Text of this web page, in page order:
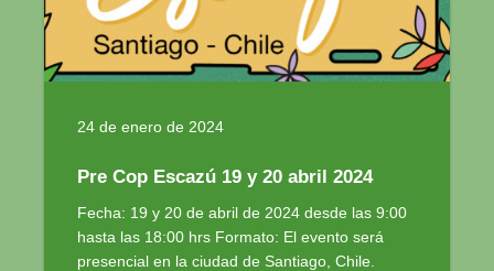
24 de enero de 2024
Pre Cop Escazú 19 y 20 abril 2024
Fecha: 19 y 20 de abril de 2024 desde las 9:00
hasta las 18:00 hrs Formato: El evento será
presencial en la ciudad de Santiago, Chile.